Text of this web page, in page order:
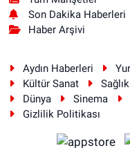
Son Dakika Haberleri
Haber Arşivi
Aydın Haberleri
Kültür Sanat
Sağlık
Dünya
Sinema
Gizlilik Politikası